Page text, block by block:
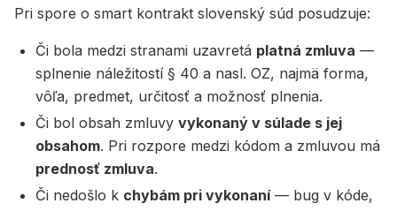
Pri spore o smart kontrakt slovenský súd posudzuje:
Či bola medzi stranami uzavretá platná zmluva —
splnenie náležitostí § 40 a nasl. OZ, najmä forma,
vôľa, predmet, určitosť a možnosť plnenia.
Či bol obsah zmluvy vykonaný v súlade s jej
obsahom. Pri rozpore medzi kódom a zmluvou má
prednosť zmluva.
Či nedošlo k chybám pri vykonaní— bug v kóde,